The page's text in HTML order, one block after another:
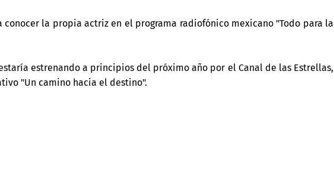
la propia actriz en el programa radiofónico mexicano "Todo para la
estrenando a principios del próximo año por el Canal de las Estrellas,
"Un camino hacia el destino".